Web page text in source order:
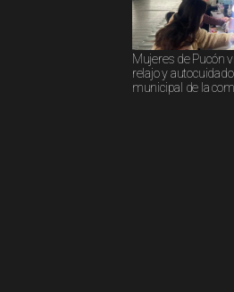
Mujeres de Pucón
relajo y
municipal de la